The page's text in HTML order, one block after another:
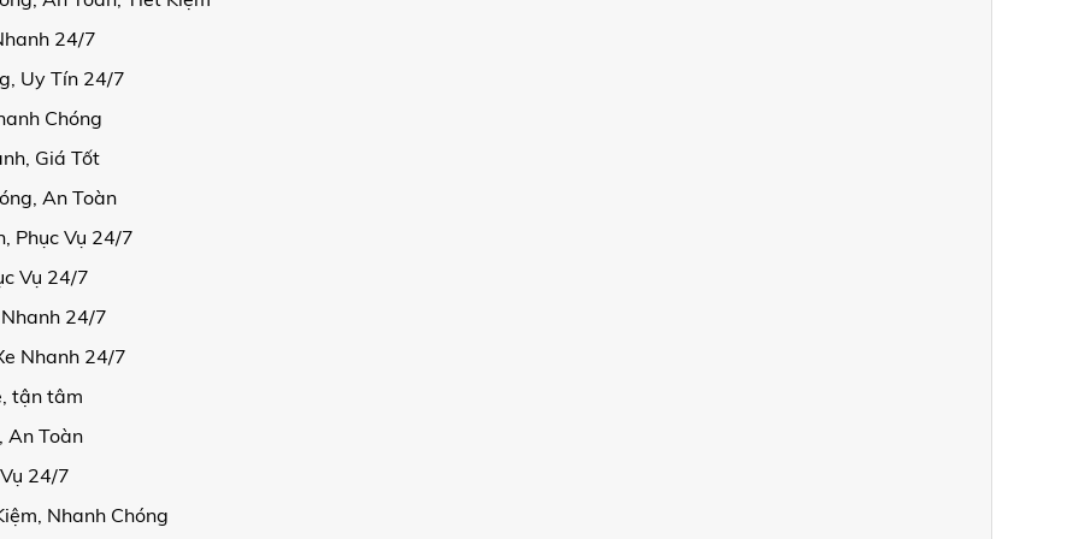
24/7
Uy Tín 24/7
Chóng
Giá Tốt
An Toàn
Phục Vụ 24/7
Vụ 24/7
24/7
Nhanh 24/7
tận tâm
An Toàn
24/7
Nhanh Chóng